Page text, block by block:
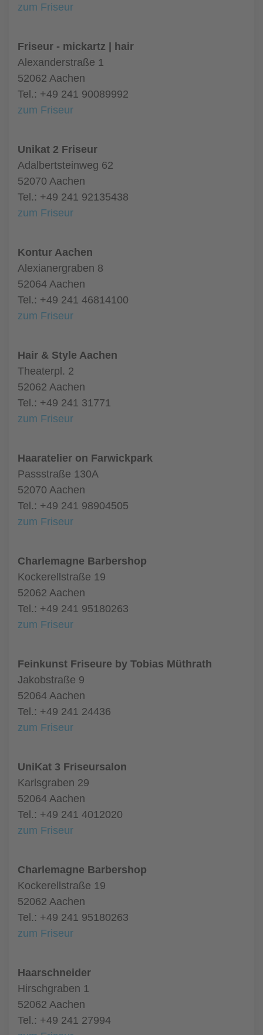
zum Friseur
Friseur - mickartz | hair
Alexanderstraße 1
52062 Aachen
Tel.: +49 241 90089992
zum Friseur
Unikat 2 Friseur
Adalbertsteinweg 62
52070 Aachen
Tel.: +49 241 92135438
zum Friseur
Kontur Aachen
Alexianergraben 8
52064 Aachen
Tel.: +49 241 46814100
zum Friseur
Hair & Style Aachen
Theaterpl. 2
52062 Aachen
Tel.: +49 241 31771
zum Friseur
Haaratelier on Farwickpark
Passstraße 130A
52070 Aachen
Tel.: +49 241 98904505
zum Friseur
Charlemagne Barbershop
Kockerellstraße 19
52062 Aachen
Tel.: +49 241 95180263
zum Friseur
Feinkunst Friseure by Tobias Müthrath
Jakobstraße 9
52064 Aachen
Tel.: +49 241 24436
zum Friseur
UniKat 3 Friseursalon
Karlsgraben 29
52064 Aachen
Tel.: +49 241 4012020
zum Friseur
Charlemagne Barbershop
Kockerellstraße 19
52062 Aachen
Tel.: +49 241 95180263
zum Friseur
Haarschneider
Hirschgraben 1
52062 Aachen
Tel.: +49 241 27994